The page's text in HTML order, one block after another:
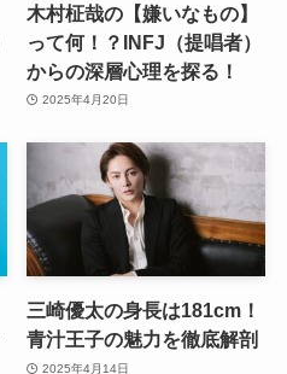
木村柾哉の【嫌いなもの】
って何！？INFJ（提唱者）
からの深層心理を探る！
2025年4月20日
三崎優太の身長は181cm！
青汁王子の魅力を徹底解剖
2025年4月14日